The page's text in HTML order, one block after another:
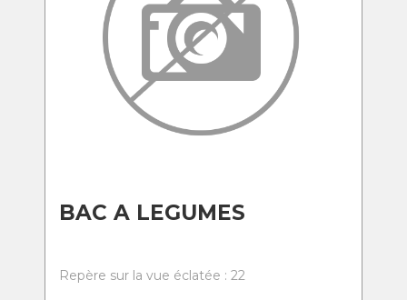
BAC A LEGUMES
Repère sur la vue éclatée : 22